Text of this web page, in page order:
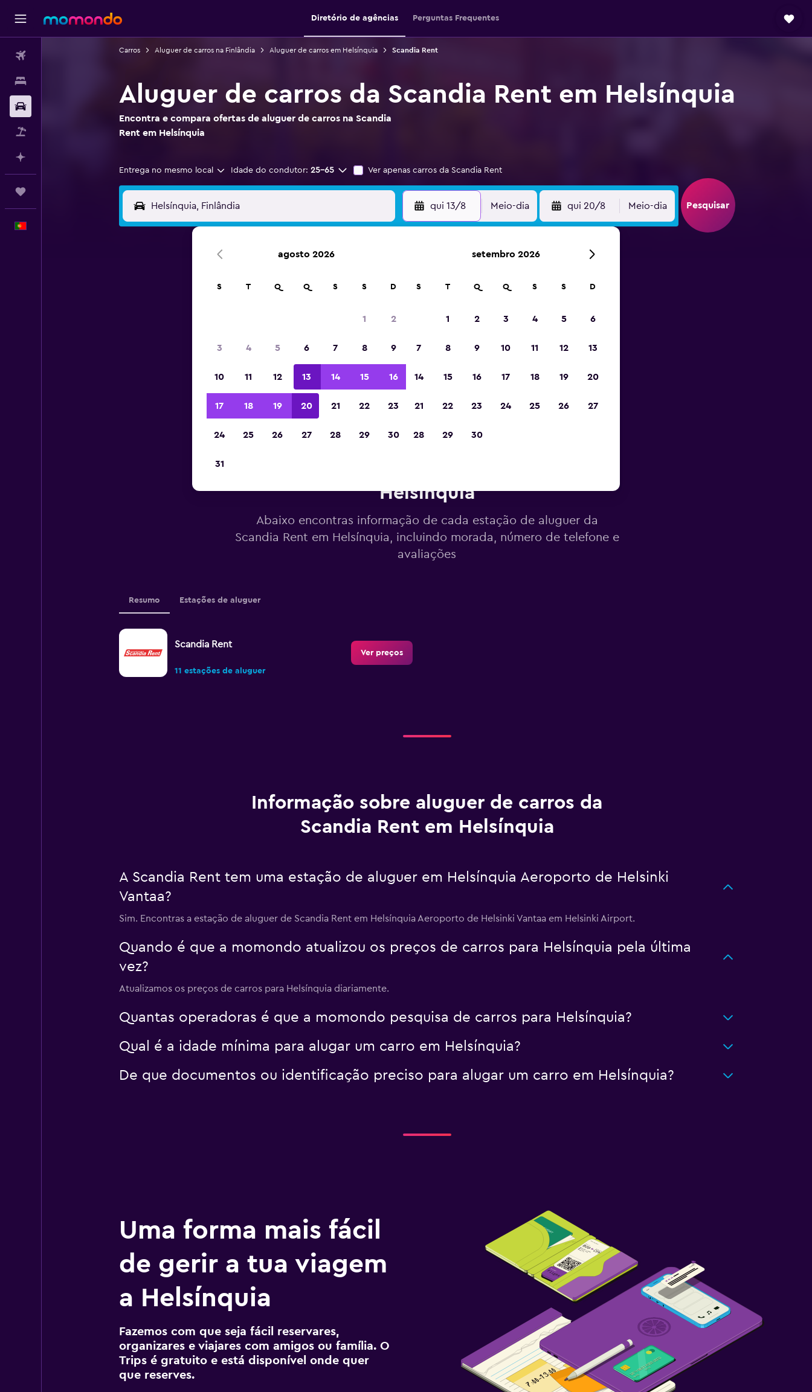
Diretório de agências Perguntas Frequentes
Carros Aluguer de carros na Finlândia Aluguer de carros em Helsínquia Scandia Rent
Aluguer de carros da Scandia Rent em Helsínquia
Encontra e compara ofertas de aluguer de carros na Scandia
Rent em Helsínquia
Entrega no mesmo local Idade do condutor: 25-65 Ver apenas carros da Scandia Rent
qui 13/8 Meio-dia qui 20/8 Meio-dia Pesquisar
de 2023
Helsínquia
Abaixo encontras informação de cada estação de aluguer da
Scandia Rent em Helsínquia, incluindo morada, número de telefone e
avaliações
Resumo Estações de aluguer
Scandia Rent
11 estações de aluguer
Ver preços
Informação sobre aluguer de carros da
Scandia Rent em Helsínquia
A Scandia Rent tem uma estação de aluguer em Helsínquia Aeroporto de Helsinki
Vantaa?
Sim. Encontras a estação de aluguer de Scandia Rent em Helsínquia Aeroporto de Helsinki Vantaa em Helsinki Airport.
Quando é que a momondo atualizou os preços de carros para Helsínquia pela última
vez?
Atualizamos os preços de carros para Helsínquia diariamente.
Quantas operadoras é que a momondo pesquisa de carros para Helsínquia?
Qual é a idade mínima para alugar um carro em Helsínquia?
De que documentos ou identificação preciso para alugar um carro em Helsínquia?
Uma forma mais fácil
de gerir a tua viagem
a Helsínquia
Fazemos com que seja fácil reservares,
organizares e viajares com amigos ou família. O
Trips é gratuito e está disponível onde quer
que reserves.
agosto 2026
S T Q Q S S D
1 2
3 4 5 6 7 8 9
10 11 12 13 14 15 16
17 18 19 20 21 22 23
24 25 26 27 28 29 30
31
setembro 2026
S T Q Q S S D
1 2 3 4 5 6
7 8 9 10 11 12 13
14 15 16 17 18 19 20
21 22 23 24 25 26 27
28 29 30